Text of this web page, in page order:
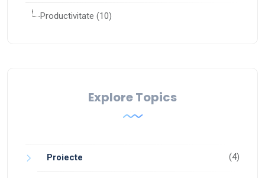
Productivitate (10)
Explore Topics
Proiecte (4)